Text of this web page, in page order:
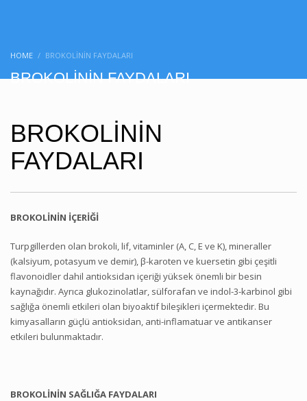
HOME BROKOLİNİN FAYDALARI
BROKOLİNİN FAYDALARI
BROKOLİNİN
FAYDALARI
BROKOLİNİN İÇERİĞİ
Turpgillerden olan brokoli, lif, vitaminler (A, C, E ve K), mineraller
(kalsiyum, potasyum ve demir), β-karoten ve kuersetin gibi çeşitli
flavonoidler dahil antioksidan içeriği yüksek önemli bir besin
kaynağıdır. Ayrıca glukozinolatlar, sülforafan ve indol-3-karbinol gibi
sağlığa önemli etkileri olan biyoaktif bileşikleri içermektedir. Bu
kimyasalların güçlü antioksidan, anti-inflamatuar ve antikanser
etkileri bulunmaktadır.
BROKOLİNİN SAĞLIĞA FAYDALARI